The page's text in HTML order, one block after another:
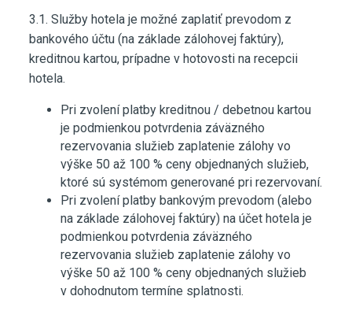
3.1. Služby hotela je možné zaplatiť prevodom z
bankového účtu (na základe zálohovej faktúry),
kreditnou kartou, prípadne v hotovosti na recepcii
hotela.
Pri zvolení platby kreditnou / debetnou kartou
je podmienkou potvrdenia záväzného
rezervovania služieb zaplatenie zálohy vo
výške 50 až 100 % ceny objednaných služieb,
ktoré sú systémom generované pri rezervovaní.
Pri zvolení platby bankovým prevodom (alebo
na základe zálohovej faktúry) na účet hotela je
podmienkou potvrdenia záväzného
rezervovania služieb zaplatenie zálohy vo
výške 50 až 100 % ceny objednaných služieb
v dohodnutom termíne splatnosti.